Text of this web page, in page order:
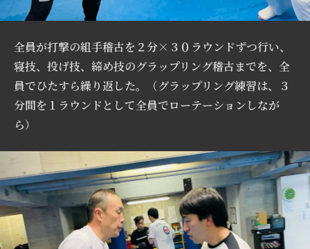
全員が打撃の組手稽古を２分×３０ラウンドずつ行い、
寝技、投げ技、締め技のグラップリング稽古までを、全
員でひたすら繰り返した。（グラップリング練習は、３
分間を１ラウンドとして全員でローテーションしなが
ら）